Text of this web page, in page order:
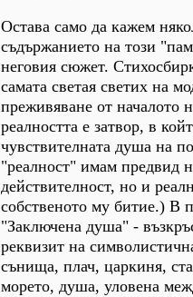
Остава само да кажем
съдържанието на този
неговия сюжет.
самата светая светих на
преживяване от началото
реалността е затвор, в
чувствителната душа на
"реалност" имам предвид
действителност, но и
собственото му битие.) В
"Заключена душа" -
реквизит на
сънища, плач, царкиня,
морето, душа, уловена